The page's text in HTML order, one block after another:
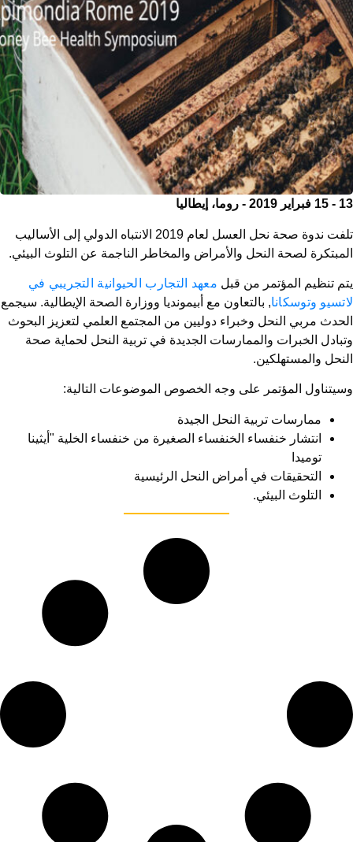
13 - 15 فبراير 2019 - روما، إيطاليا
تلفت ندوة صحة نحل العسل لعام 2019 الانتباه الدولي إلى الأساليب
المبتكرة لصحة النحل والأمراض والمخاطر الناجمة عن التلوث البيئي.
يتم تنظيم المؤتمر من قبل معهد التجارب الحيوانية التجريبي في
لاتسيو وتوسكانا, بالتعاون مع أبيمونديا ووزارة الصحة الإيطالية. سيجمع
الحدث مربي النحل وخبراء دوليين من المجتمع العلمي لتعزيز البحوث
وتبادل الخبرات والممارسات الجديدة في تربية النحل لحماية صحة
النحل والمستهلكين.
وسيتناول المؤتمر على وجه الخصوص الموضوعات التالية:
ممارسات تربية النحل الجيدة
انتشار خنفساء الخنفساء الصغيرة من خنفساء الخلية "أيثينا
توميدا
التحقيقات في أمراض النحل الرئيسية
التلوث البيئي.